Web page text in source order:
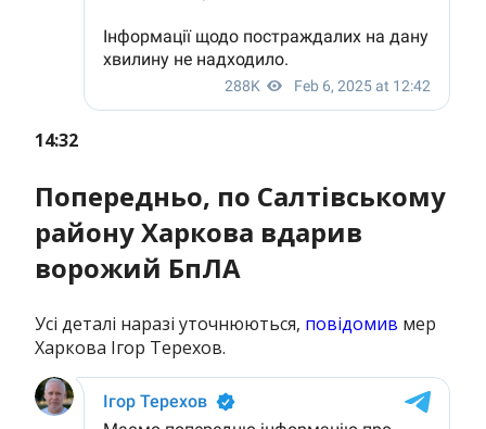
14:32
Попередньо, по Салтівському
району Харкова вдарив
ворожий БпЛА
Усі деталі наразі уточнюються, повідомив мер
Харкова Ігор Терехов.